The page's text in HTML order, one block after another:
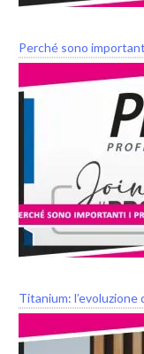
Perché sono
Titanium: